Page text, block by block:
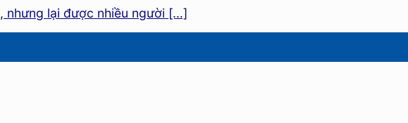
nhưng lại được nhiều người [...]